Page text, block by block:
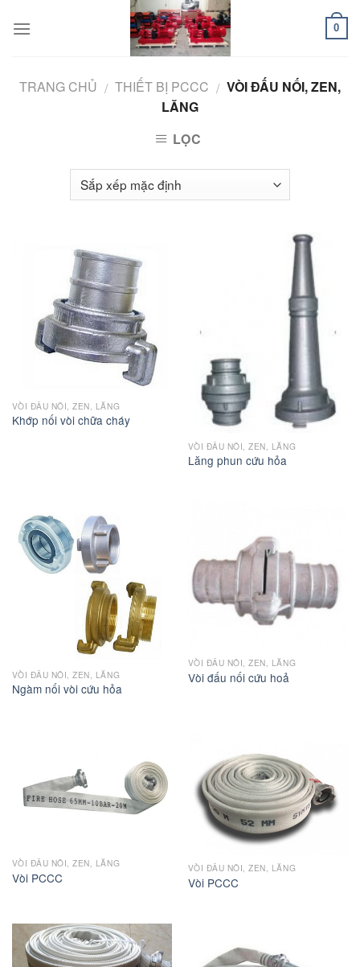
0
TRANG CHỦ / THIẾT BỊ PCCC / VÒI ĐẤU NỐI, ZEN,
LĂNG
LỌC
VÒI ĐẤU NỐI, ZEN, LĂNG
Khớp nối vòi chữa cháy
VÒI ĐẤU NỐI, ZEN, LĂNG
Lăng phun cứu hỏa
VÒI ĐẤU NỐI, ZEN, LĂNG
Ngàm nối vòi cứu hỏa
VÒI ĐẤU NỐI, ZEN, LĂNG
Vòi đấu nối cứu hoả
VÒI ĐẤU NỐI, ZEN, LĂNG
Vòi PCCC
VÒI ĐẤU NỐI, ZEN, LĂNG
Vòi PCCC